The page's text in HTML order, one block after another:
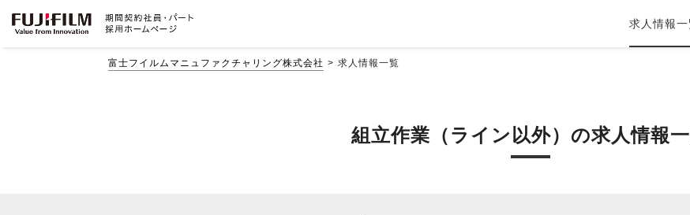
求人情報一
富士フイルムマニュファクチャリング株式会社 求人情報一覧
組立作業（ライン以外）の求人情報